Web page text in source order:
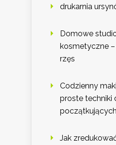
drukarnia
Domowe
kosmetyczne
rzęs
Codzienny
proste techniki
początkujących
Jak